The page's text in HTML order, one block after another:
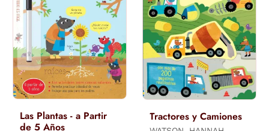
Las Plantas - a Partir
de 5 Años
Tractores y Camiones